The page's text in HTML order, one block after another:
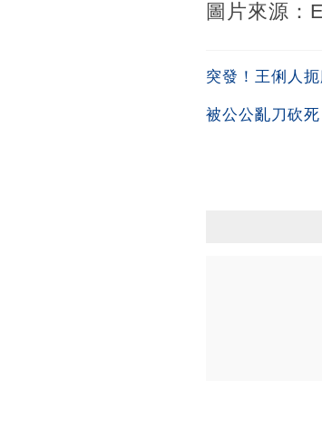
圖片來源：
突發！王俐人
被公公亂刀砍